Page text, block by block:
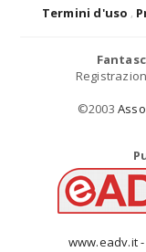
Termini d'uso
©2003
www.eadv.it